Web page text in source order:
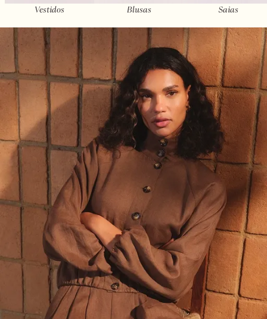
Vestidos Blusas Saias